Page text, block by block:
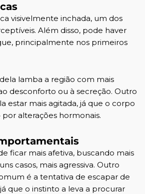
visivelmente inchada, um dos
Além disso, pode haver
principalmente nos primeiros
lamba a região com mais
desconforto ou à secreção. Outro
estar mais agitada, já que o corpo
alterações hormonais.
ficar mais afetiva, buscando mais
casos, mais agressiva. Outro
é a tentativa de escapar de
que o instinto a leva a procurar